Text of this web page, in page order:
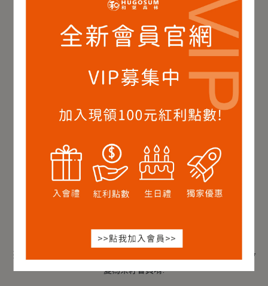
**紅利點數使用注意事項**
※播種禮紅利點數效期為30天
※紅利點數效期為365天
**生日禮使用注意事項**
※生日購物金效期為31天
※茶職人DIY抵用券效期為365天
**會員資格注意事項**
※會員效期為365天
※
若未達到原等級的續會條件，且未符合各等級的升級條件，就會
變為茶籽會員唷!